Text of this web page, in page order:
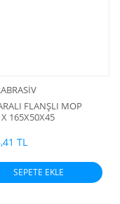
FLANŞLI MOP
165X50X45
TL
SEPETE EKLE